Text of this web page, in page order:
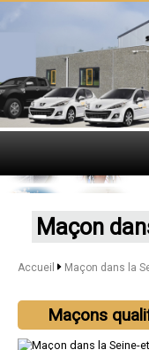
Maçon
Accueil Maçon dans la
Maçons